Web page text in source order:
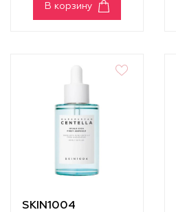
В корзину
SKIN1004